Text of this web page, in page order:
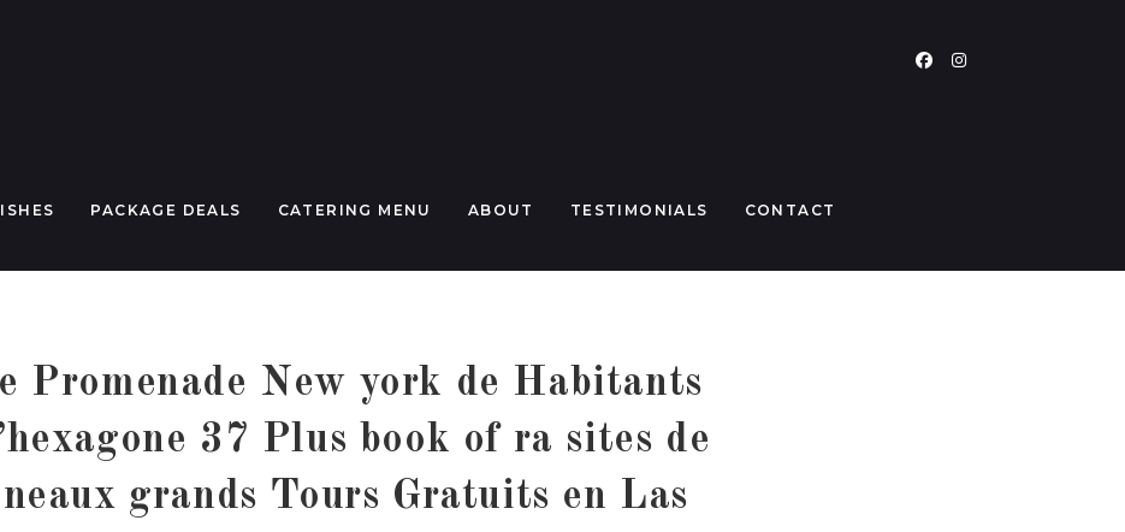
PACKAGE DEALS CATERING MENU ABOUT TESTIMONIALS CONTACT
Promenade New york de Habitants
37 Plus book of ra sites de
grands Tours Gratuits en Las